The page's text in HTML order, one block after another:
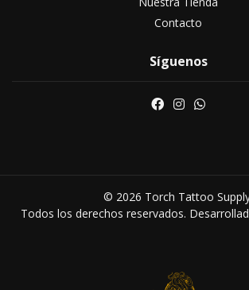
Contacto
Síguenos
© 2026 Torch Tattoo
Todos los derechos reservados.